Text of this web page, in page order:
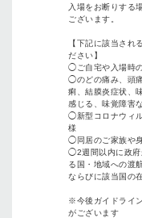
入場をお断りする
ございます。
【下記に該当され
ださい】
◯ご自宅や入場時
◯のどの痛み、頭
痢、結膜炎症状、
感じる、味覚障害
◯新型コロナウィ
様
◯同居のご家族や
◯2週間以内に政府
る国・地域への渡航
ならびに該当国の
※今後ガイドライ
がございます